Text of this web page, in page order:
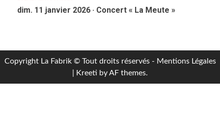
dim. 11 janvier 2026 · Concert « La Meute »
Copyright La Fabrik © Tout droits réservés - Mentions Légales
Kreeti by AF themes.